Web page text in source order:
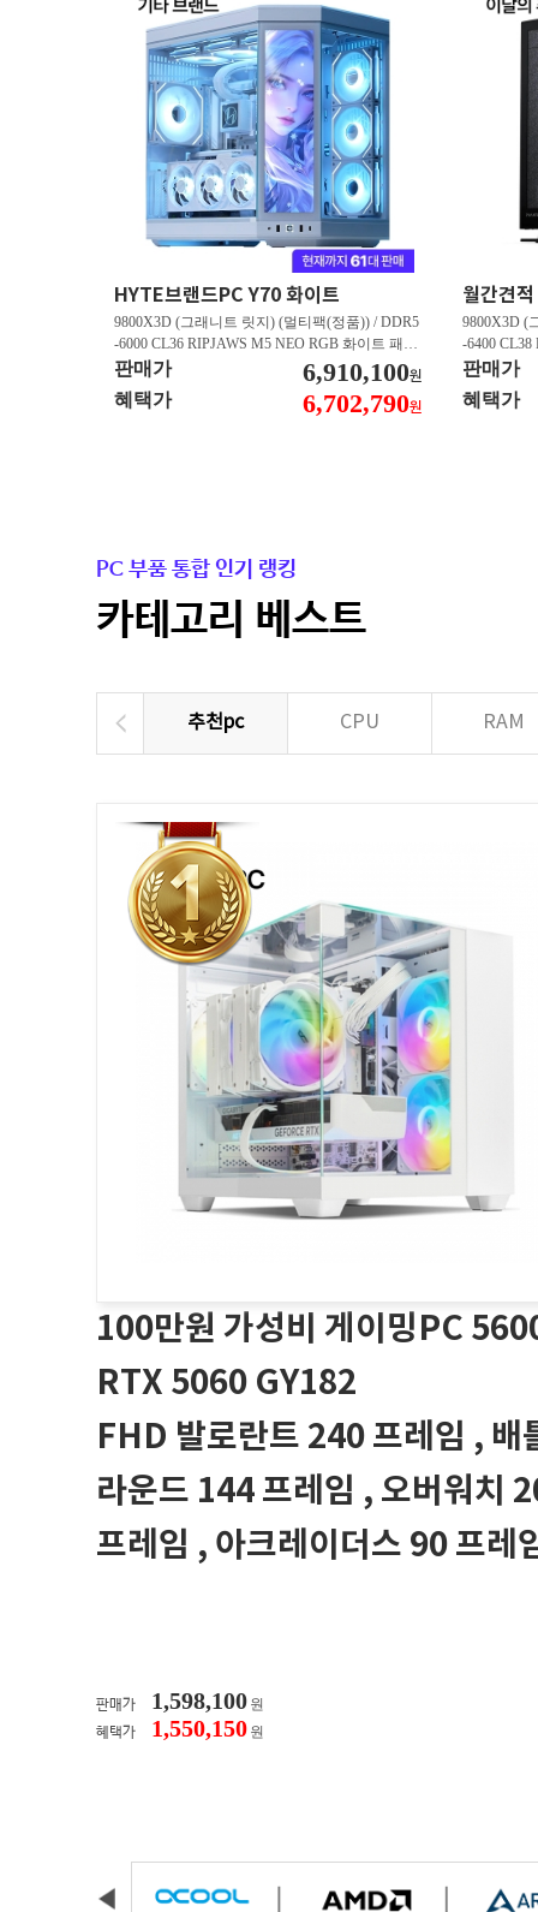
HYTE브랜드PC Y70 화이트
9800X3D (그래니트 릿지) (멀티팩(정품)) / DDR5
-6000 CL36 RIPJAWS M5 NEO RGB 화이트 패키
지 (32GB(16Gx2)) / B850M AORUS ELITE WIFI6
E ICE 피씨디렉트 / 지포스 RTX 5080 AERO OC S
FF D7 16GB 제이씨현 / BLACK SN850X M.2 NV
판매가 6,910,100원
혜택가 6,702,790원
9800X3D (
-6400 CL38
스
/ 라데온
0 M.2
판매가
혜택가
PC 부품 통합 인기 랭킹
카테고리 베스트
추천pc CPU RAM
100만원 가성비 게이밍PC
RTX 5060 GY182
FHD 발로란트 240 프레임 , 배
라운드 144 프레임 , 오버워치
프레임 , 아크레이더스 90 프레
판매가 1,598,100 원
혜택가
1,550,150 원